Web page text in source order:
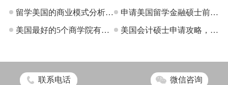
么样？
留学美国的商业模式分析硕
士种类
申请美国留学金融硕士前需
了解的问题
美国最好的5个商学院有哪 美国会计硕士申请攻略，超
联系电话 微信咨询